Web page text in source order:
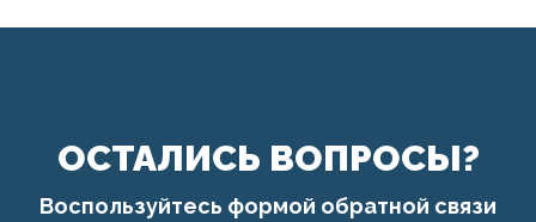
ОСТАЛИСЬ ВОПРОСЫ?
Воспользуйтесь формой обратной связи